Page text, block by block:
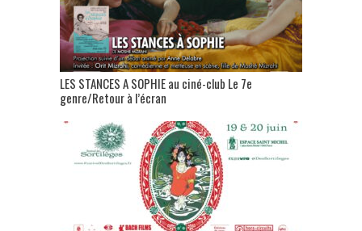
LES STANCES A SOPHIE au ciné-club Le 7e
genre/Retour à l’écran